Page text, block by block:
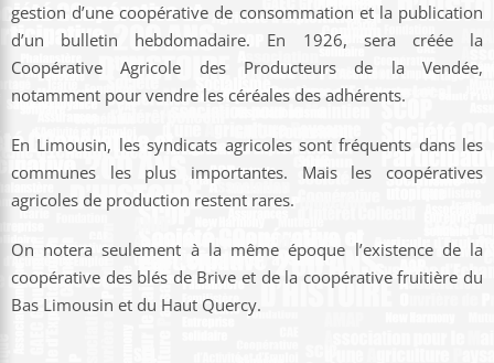
gestion d’une coopérative de consommation et la publication
d’un bulletin hebdomadaire. En 1926, sera créée la
Coopérative Agricole des Producteurs de la Vendée,
notamment pour vendre les céréales des adhérents.
En Limousin, les syndicats agricoles sont fréquents dans les
communes les plus importantes. Mais les coopératives
agricoles de production restent rares.
On notera seulement à la même époque l’existence de la
coopérative des blés de Brive et de la coopérative fruitière du
Bas Limousin et du Haut Quercy.